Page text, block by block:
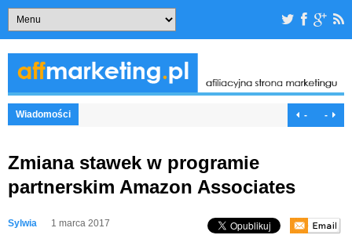
Wiadomości - -
Zmiana stawek w programie
partnerskim Amazon Associates
Sylwia 1 marca 2017